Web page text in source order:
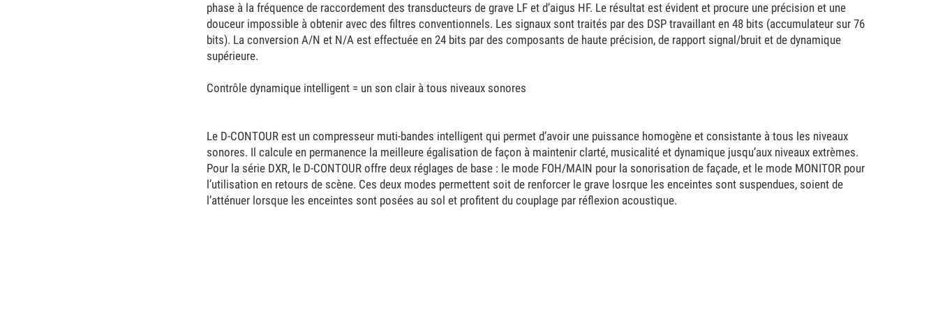
phase à la fréquence de raccordement des transducteurs de grave LF et d’aigus HF. Le résultat est évident et procure une précision et une
douceur impossible à obtenir avec des filtres conventionnels. Les signaux sont traités par des DSP travaillant en 48 bits (accumulateur sur 76
bits). La conversion A/N et N/A est effectuée en 24 bits par des composants de haute précision, de rapport signal/bruit et de dynamique
supérieure.
Contrôle dynamique intelligent = un son clair à tous niveaux sonores
Le D-CONTOUR est un compresseur muti-bandes intelligent qui permet d’avoir une puissance homogène et consistante à tous les niveaux
sonores. Il calcule en permanence la meilleure égalisation de façon à maintenir clarté, musicalité et dynamique jusqu’aux niveaux extrèmes.
Pour la série DXR, le D-CONTOUR offre deux réglages de base : le mode FOH/MAIN pour la sonorisation de façade, et le mode MONITOR pour
l’utilisation en retours de scène. Ces deux modes permettent soit de renforcer le grave losrque les enceintes sont suspendues, soient de
l’atténuer lorsque les enceintes sont posées au sol et profitent du couplage par réflexion acoustique.